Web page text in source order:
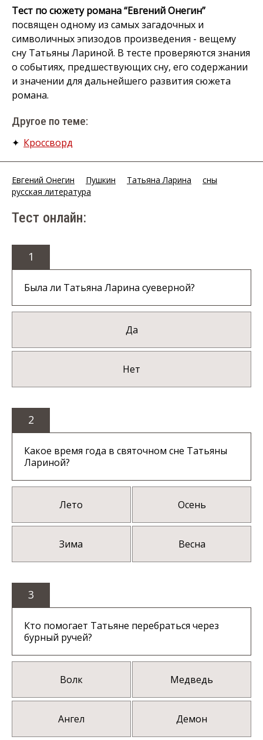
Тест по сюжету романа “Евгений Онегин”
посвящен одному из самых загадочных и
символичных эпизодов произведения - вещему
сну Татьяны Лариной. В тесте проверяются знания
о событиях, предшествующих сну, его содержании
и значении для дальнейшего развития сюжета
романа.
Другое по теме:
✦ Кроссворд
Евгений Онегин Пушкин Татьяна Ларина
сны
русская литература
Тест онлайн:
1
Была ли Татьяна Ларина суеверной?
Да
Нет
2
Какое время года в святочном сне Татьяны
Лариной?
Лето Осень
Зима Весна
3
Кто помогает Татьяне перебраться через
бурный ручей?
Волк Медведь
Ангел Демон